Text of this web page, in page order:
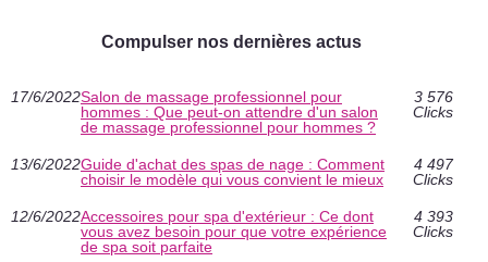
Compulser nos dernières actus
17/6/2022Salon de massage professionnel pour
hommes : Que peut-on attendre d'un salon
de massage professionnel pour hommes ?
3 576
Clicks
13/6/2022Guide d'achat des spas de nage : Comment
choisir le modèle qui vous convient le mieux
4 497
Clicks
12/6/2022Accessoires pour spa d'extérieur : Ce dont
vous avez besoin pour que votre expérience
de spa soit parfaite
4 393
Clicks